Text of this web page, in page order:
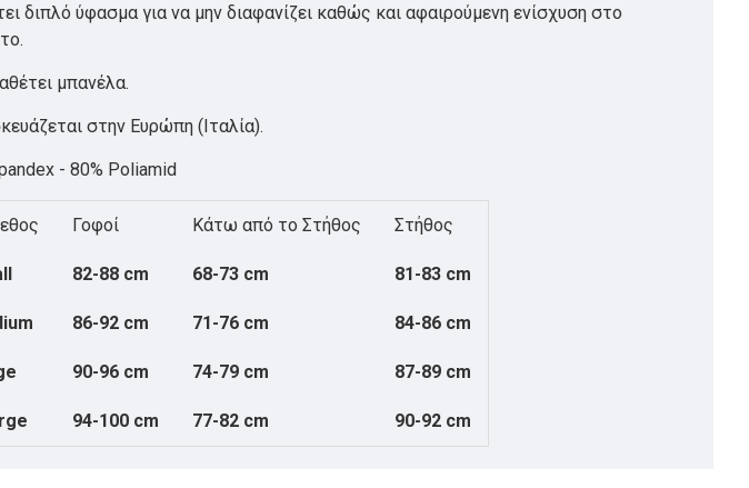
διπλό ύφασμα για να μην διαφανίζει καθώς και αφαιρούμενη ενίσχυση στο
μπανέλα.
στην Ευρώπη (Ιταλία).
- 80% Poliamid
Γοφοί Κάτω από το Στήθος Στήθος
82-88 cm 68-73 cm 81-83 cm
86-92 cm 71-76 cm 84-86 cm
90-96 cm 74-79 cm 87-89 cm
94-100 cm 77-82 cm 90-92 cm